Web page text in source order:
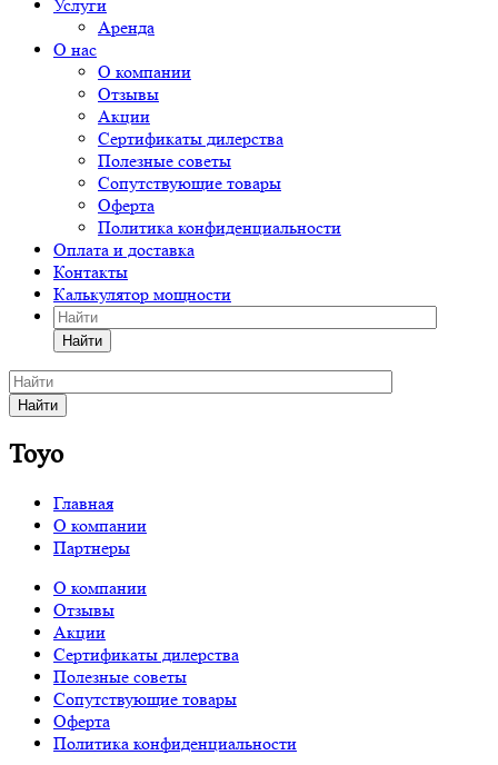
Услуги
Аренда
О нас
О компании
Отзывы
Акции
Сертификаты дилерства
Полезные советы
Сопутствующие товары
Оферта
Политика конфиденциальности
Оплата и доставка
Контакты
Калькулятор мощности
Найти
Найти
Toyo
Главная
О компании
Партнеры
О компании
Отзывы
Акции
Сертификаты дилерства
Полезные советы
Сопутствующие товары
Оферта
Политика конфиденциальности